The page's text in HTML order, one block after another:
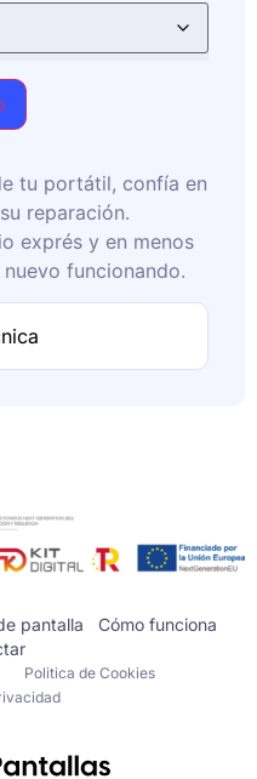
tu portátil, confía en
reparación.
exprés y en menos
funcionando.
pantalla
Cómo funciona
Politica de Cookies